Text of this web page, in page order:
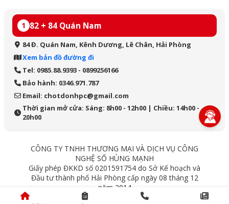
1 82 + 84 Quán Nam
84 Đ. Quán Nam, Kênh Dương, Lê Chân, Hải Phòng
Xem bản đồ đường đi
Tel: 0985.88.9393 - 0899256166
Bảo hành: 0346.971.787
Email: chotdonhpc@gmail.com
Thời gian mở cửa: Sáng: 8h00 - 12h00 | Chiều: 14h00 -
20h00
CÔNG TY TNHH THƯƠNG MẠI VÀ DỊCH VỤ CÔNG
NGHỆ SỐ HÙNG MẠNH
Giấy phép ĐKKD số 0201591754 do Sở Kế hoạch và
Đầu tư thành phố Hải Phòng cấp ngày 08 tháng 12
năm 2014
84 Quán Nam - Lê Chân - Hải Phòng